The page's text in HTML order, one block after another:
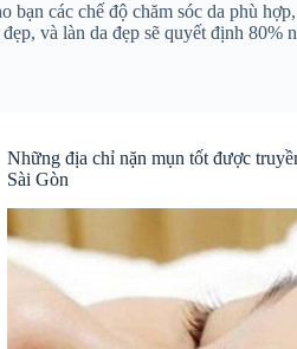
các chế độ chăm sóc da phù
và làn da đẹp sẽ quyết định 80%
Những địa chỉ nặn mụn tốt được
Sài Gòn